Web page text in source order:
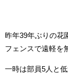
昨年39年ぶりの花
フェンスで遠軽を
一時は部員5人と